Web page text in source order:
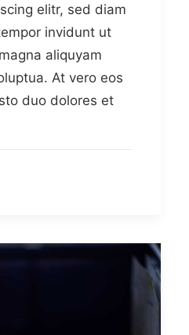
elitr, sed diam
invidunt ut
aliquyam
At vero eos
duo dolores et